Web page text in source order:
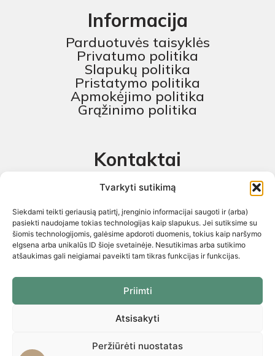
Tvarkyti sutikimą
Siekdami teikti geriausią patirtį, įrenginio informacijai saugoti ir (arba)
pasiekti naudojame tokias technologijas kaip slapukus. Jei sutiksime su
šiomis technologijomis, galėsime apdoroti duomenis, tokius kaip naršymo
elgsena arba unikalūs ID šioje svetainėje. Nesutikimas arba sutikimo
atšaukimas gali neigiamai paveikti tam tikras funkcijas ir funkcijas.
Priimti
Atsisakyti
Peržiūrėti nuostatas
Informacija
Parduotuvės taisyklės
Privatumo politika
Slapukų politika
Pristatymo politika
Apmokėjimo politika
Grąžinimo politika
Kontaktai
pagalba@baldustilius.lt
I-V : 10:00 iki 16:00
Visos teisės saugomos 2026 © „Skaitmeninis projektas“ ©
griežtai draudžiama